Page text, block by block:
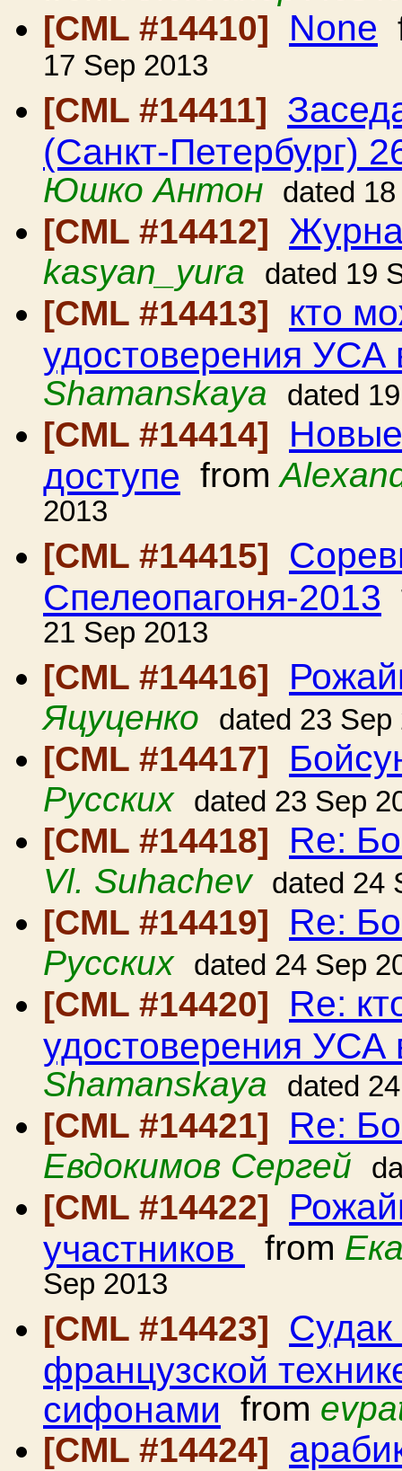
[CML #14410]
None
17 Sep 2013
[CML #14411]
(Санкт-Петербург)
Юшко Антон
dated
[CML #14412]
kasyan_yura dated 19
[CML #14413] кто
удостоверения УСА
Shamanskaya
dated
[CML #14414]
доступе from
2013
[CML #14415]
Спелеопагоня-2013
21 Sep 2013
[CML #14416]
Яцуценко dated 23 Sep
[CML #14417]
Русских dated 23 Sep
[CML #14418] Re:
Vl. Suhachev dated 24
[CML #14419] Re:
Русских dated 24 Sep
[CML #14420] Re:
удостоверения УСА
Shamanskaya
dated
[CML #14421] Re:
Евдокимов Сергей
[CML #14422]
участников from
Sep 2013
[CML #14423]
французской
сифонами from
[CML #14424]